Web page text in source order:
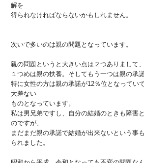
解を
得られなければならないかもしれません。
次いで多いのは親の問題となっています。
親の問題というと大きい点は２つありまして、
１つめは親の扶養。そしてもう一つは親の承
特に女性の方は親の承諾が12％位となってい
大差ない
ものとなっています。
私は男兄弟ですし、自分の結婚のときも障害
のですが、
まだまだ親の承諾で結婚が出来ないという事
られました。